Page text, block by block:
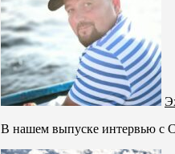
В нашем выпуске интервью с